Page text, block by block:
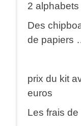
2
Des
de papiers
prix du kit
euros
Les frais